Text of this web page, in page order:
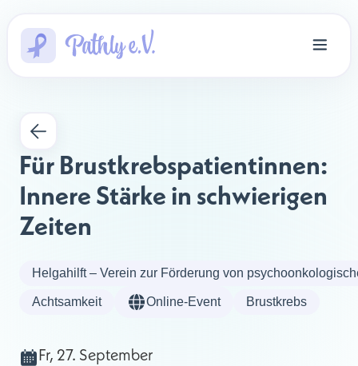
Für Brustkrebspatientinnen:
Innere Stärke in schwierigen
Zeiten
Helgahilft – Verein zur Förderung von
Achtsamkeit Online-Event Brustkrebs
Fr, 27. September